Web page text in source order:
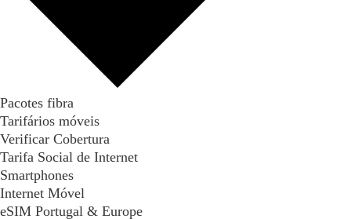
Pacotes fibra
Tarifários móveis
Verificar Cobertura
Tarifa Social de Internet
Smartphones
Internet Móvel
eSIM Portugal & Europe